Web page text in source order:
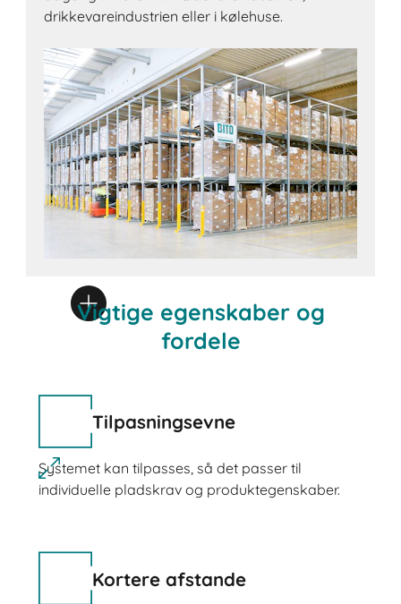
drikkevareindustrien eller i kølehuse.
Vigtige egenskaber og
fordele
Tilpasningsevne
Systemet kan tilpasses, så det passer til
individuelle pladskrav og produktegenskaber.
Kortere afstande